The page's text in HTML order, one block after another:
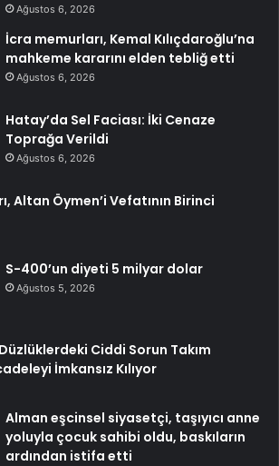
Ağustos 6, 2026
İcra memurları, Kemal Kılıçdaroğlu’na
mahkeme kararını elden tebliğ etti
Ağustos 6, 2026
Hatay’da Sel Faciası: İki Cenaze
Toprağa Verildi
Ağustos 6, 2026
Altan Öymen’i Vefatının Birinci
S-400’un diyeti 5 milyar dolar
Ağustos 5, 2026
Ciddi Sorun Takım
İmkansız Kılıyor
Alman eşcinsel siyasetçi, taşıyıcı anne
yoluyla çocuk sahibi oldu, baskıların
ardından istifa etti